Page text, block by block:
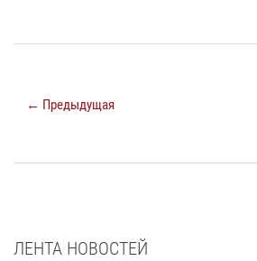
← Предыдущая
ЛЕНТА НОВОСТЕЙ